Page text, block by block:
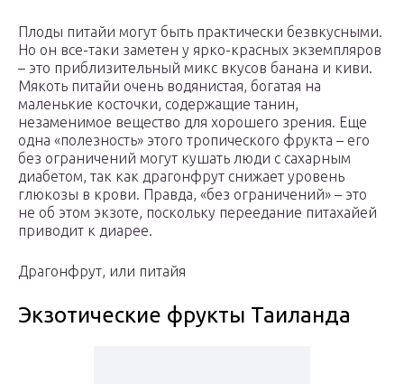
Плоды питайи могут быть практически безвкусными.
Но он все-таки заметен у ярко-красных экземпляров
– это приблизительный микс вкусов банана и киви.
Мякоть питайи очень водянистая, богатая на
маленькие косточки, содержащие танин,
незаменимое вещество для хорошего зрения. Еще
одна «полезность» этого тропического фрукта – его
без ограничений могут кушать люди с сахарным
диабетом, так как драгонфрут снижает уровень
глюкозы в крови. Правда, «без ограничений» – это
не об этом экзоте, поскольку переедание питахайей
приводит к диарее.
Драгонфрут, или питайя
Экзотические фрукты Таиланда